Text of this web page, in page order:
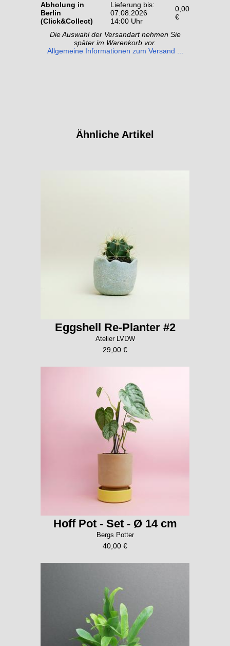
Abholung in
Berlin
(Click&Collect)
Lieferung bis:
07.08.2026
14:00 Uhr
0,00
€
Die Auswahl der Versandart nehmen Sie
später im Warenkorb vor.
Allgemeine Informationen zum Versand ...
Ähnliche Artikel
Eggshell Re-Planter #2
Atelier LVDW
29,00 €
Hoff Pot - Set - Ø 14 cm
Bergs Potter
40,00 €